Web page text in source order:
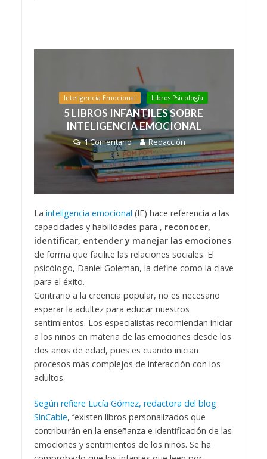
Inteligencia Emocional Libros Psicología
5 LIBROS INFANTILES SOBRE
INTELIGENCIA EMOCIONAL
1 Comentario Redacción
La inteligencia emocional (IE) hace referencia a las
capacidades y habilidades para , reconocer,
identificar, entender y manejar las emociones
de forma que facilite las relaciones sociales. El
psicólogo, Daniel Goleman, la define como la clave
para el éxito.
Contrario a la creencia popular, no es necesario
esperar la adultez para educar nuestros
sentimientos. Los especialistas recomiendan iniciar
a los niños en materia de las emociones desde los
dos años de edad, pues es cuando inician
procesos más complejos de interacción con los
adultos.
Según refiere Lucía Gómez, redactora del blog
SinCable, ‘’existen libros personalizados que
contribuirán en la enseñanza e identificación de las
emociones y sentimientos de los niños. Se ha